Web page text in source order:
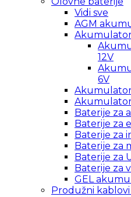
Vidi sve
AGM
12V
6V
Baterije za
Baterije za
Baterije za
Baterije za
Baterije za
Baterije za
GEL
Produžni